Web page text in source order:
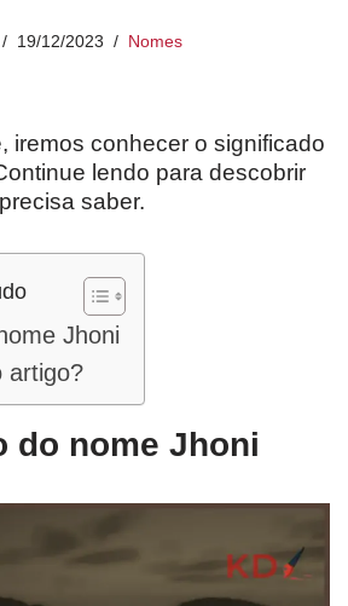
19/12/2023 Nomes
iremos conhecer o significado
lendo para descobrir
saber.
Jhoni
artigo?
do nome Jhoni